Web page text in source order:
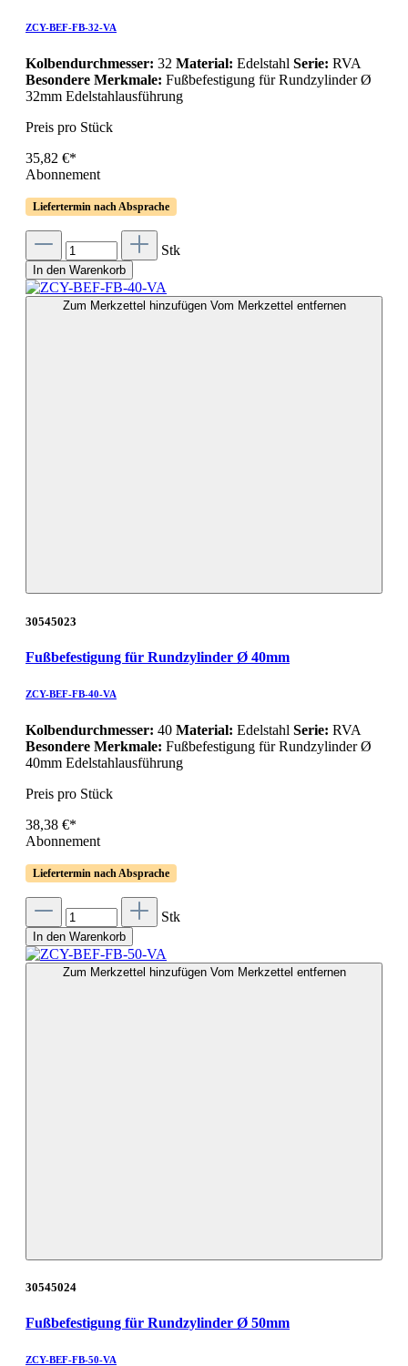
ZCY-BEF-FB-32-VA
Kolbendurchmesser: 32 Material: Edelstahl Serie: RVA
Besondere Merkmale: Fußbefestigung für Rundzylinder Ø
32mm Edelstahlausführung
Preis pro Stück
35,82 €*
Abonnement
Liefertermin nach Absprache
Stk
In den Warenkorb
Zum Merkzettel hinzufügen Vom Merkzettel entfernen
30545023
Fußbefestigung für Rundzylinder Ø 40mm
ZCY-BEF-FB-40-VA
Kolbendurchmesser: 40 Material: Edelstahl Serie: RVA
Besondere Merkmale: Fußbefestigung für Rundzylinder Ø
40mm Edelstahlausführung
Preis pro Stück
38,38 €*
Abonnement
Liefertermin nach Absprache
Stk
In den Warenkorb
Zum Merkzettel hinzufügen Vom Merkzettel entfernen
30545024
Fußbefestigung für Rundzylinder Ø 50mm
ZCY-BEF-FB-50-VA